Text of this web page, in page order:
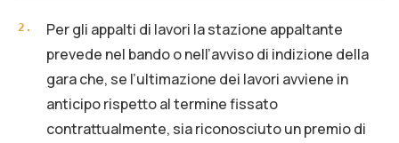
2 .
Per gli appalti di lavori la stazione appaltante
prevede nel bando o nell’avviso di indizione della
gara che, se l’ultimazione dei lavori avviene in
anticipo rispetto al termine fissato
contrattualmente, sia riconosciuto un premio di